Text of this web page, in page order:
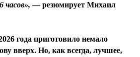
— резюмирует Михаил
года приготовило немало
вверх. Но, как всегда, лучшее,